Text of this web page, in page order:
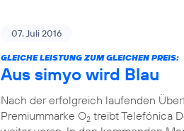
07. Juli 2016
GLEICHE LEISTUNG ZUM GLEICHEN PREIS:
Aus simyo wird Blau
Nach der erfolgreich laufenden
Premiummarke O2 treibt Telefónica